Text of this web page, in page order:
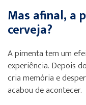
Mas afinal, a
cerveja?
A pimenta tem um
experiência. Depois
cria memória e
acabou de acontecer.